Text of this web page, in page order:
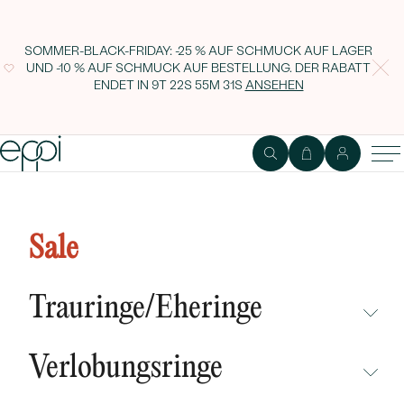
SOMMER-BLACK-FRIDAY: -25 % AUF SCHMUCK AUF LAGER
UND -10 % AUF SCHMUCK AUF BESTELLUNG. DER RABATT
ENDET IN 9T 22S 55M 30S ANSEHEN
Sale
Trauringe/Eheringe
NEUHEITEN
Verlobungsringe
Grown Diamanten Avila